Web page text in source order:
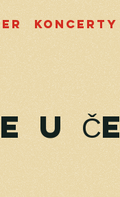
Koncerty
u